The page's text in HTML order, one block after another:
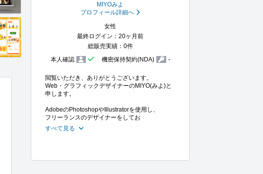
MIYOみよ
プロフィール詳細へ
女性
最終ログイン：20ヶ月前
総販売実績：0件
本人確認
機密保持契約(NDA) -
閲覧いただき、ありがとうございます。
Web・グラフィックデザイナーのMIYO(みよ)と
申します。
AdobeのPhotoshopやIllustratorを使用し、
フリーランスのデザイナーをしてお
すべて見る